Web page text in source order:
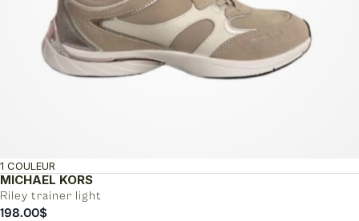
MICHAEL KORS
Riley trainer light
1 COULEUR
198.00$